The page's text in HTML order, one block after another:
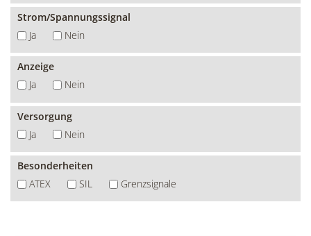
Strom/Spannungssignal
Ja
Nein
Anzeige
Ja
Nein
Versorgung
Ja
Nein
Besonderheiten
ATEX
SIL Grenzsignale